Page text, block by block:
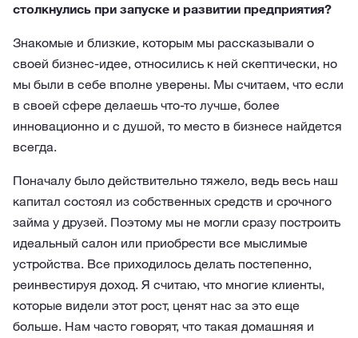
столкнулись при запуске и развитии предприятия?
Знакомые и близкие, которым мы рассказывали о
своей бизнес-идее, относились к ней скептически, но
мы были в себе вполне уверены. Мы считаем, что если
в своей сфере делаешь что-то лучше, более
инновационно и с душой, то место в бизнесе найдется
всегда.
Поначалу было действительно тяжело, ведь весь наш
капитал состоял из собственных средств и срочного
займа у друзей. Поэтому мы не могли сразу построить
идеальный салон или приобрести все мыслимые
устройства. Все приходилось делать постепенно,
реинвестируя доход. Я считаю, что многие клиенты,
которые видели этот рост, ценят нас за это еще
больше. Нам часто говорят, что такая домашняя и